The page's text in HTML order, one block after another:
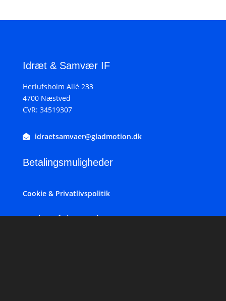
Idræt & Samvær IF
Herlufsholm Allé 233
4700 Næstved
CVR: 34519307
idraetsamvaer@gladmotion.dk
Betalingsmuligheder
Cookie & Privatlivspolitik
Du kan følge os her